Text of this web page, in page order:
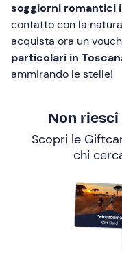
soggiorni romantici
contatto con la
acquista ora un
particolari in
ammirando le stelle!
Non
Scopri le
chi